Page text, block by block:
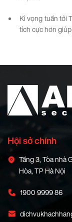
Kì vọng tuần tới
tích cực hơn
Hội sở chính
Tầng 3, Tòa nhà
Hòa, TP Hà Nội
1900 9999 86